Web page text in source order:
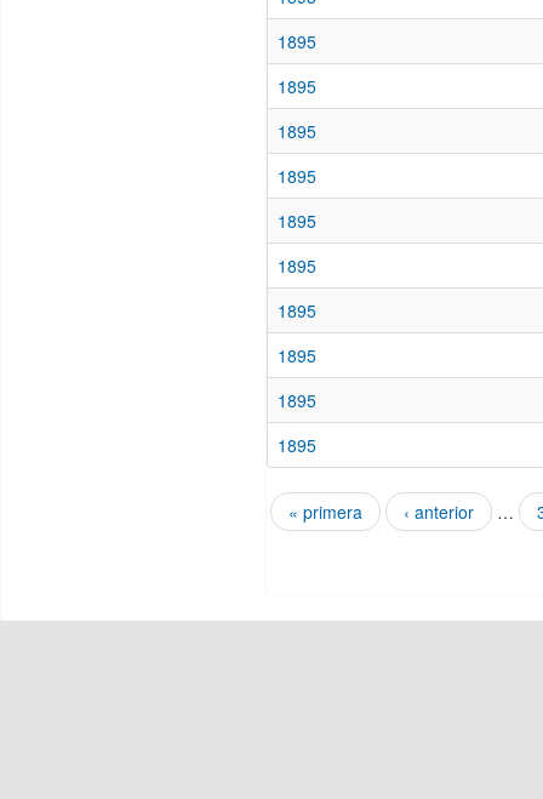
1895
1895
1895
1895
1895
1895
1895
1895
1895
1895
Páginas
« primera ‹ anterior …